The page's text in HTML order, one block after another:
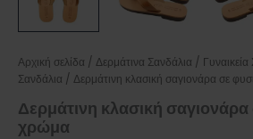
Αρχική σελίδα / Δερμάτινα Σανδάλια /
Σανδάλια / Δερμάτινη κλασική σαγιονάρα σε
Δερμάτινη κλασική
χρώμα